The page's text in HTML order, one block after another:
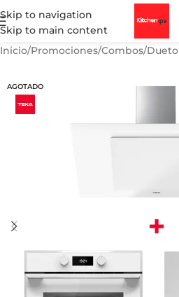
Skip to navigation
Skip to main content
Inicio/Promociones/Combos/Dueto
AGOTADO